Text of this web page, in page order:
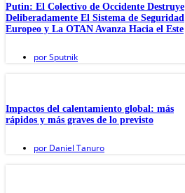
Putin: El Colectivo de Occidente Destruye
Deliberadamente El Sistema de Seguridad
Europeo y La OTAN Avanza Hacia el Este
porSputnik
Impactos del calentamiento global: más
rápidos y más graves de lo previsto
por Daniel Tanuro